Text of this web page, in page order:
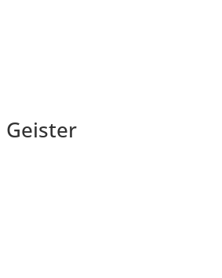
Geister